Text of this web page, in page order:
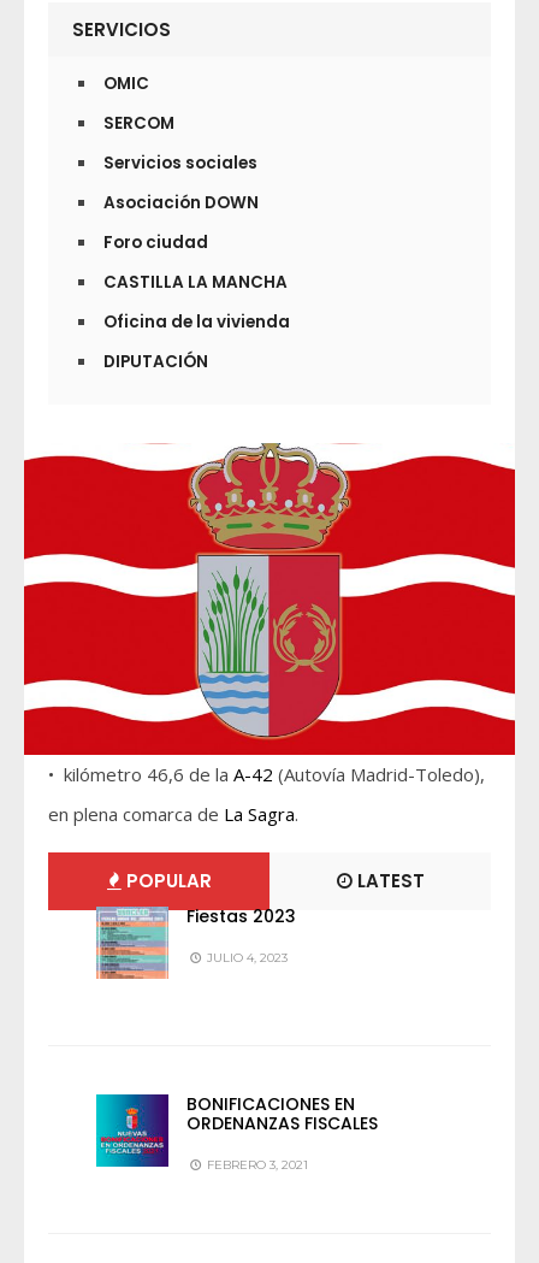
SERVICIOS
OMIC
SERCOM
Servicios sociales
Asociación DOWN
Foro ciudad
CASTILLA LA MANCHA
Oficina de la vivienda
DIPUTACIÓN
• kilómetro 46,6 de la A-42 (Autovía Madrid-Toledo),
en plena comarca de La Sagra.
POPULAR LATEST
Fiestas 2023
JULIO 4, 2023
BONIFICACIONES EN
ORDENANZAS FISCALES
FEBRERO 3, 2021